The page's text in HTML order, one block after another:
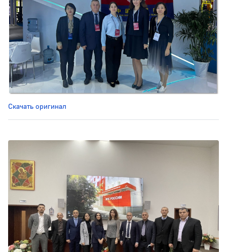
Скачать оригинал